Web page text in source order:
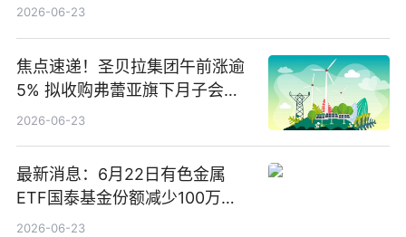
2026-06-23
焦点速递！圣贝拉集团午前涨逾
5% 拟收购弗蕾亚旗下月子会所
业务少数股权
2026-06-23
最新消息：6月22日有色金属
ETF国泰基金份额减少100万
份，重仓股紫金矿业、洛阳钼
2026-06-23